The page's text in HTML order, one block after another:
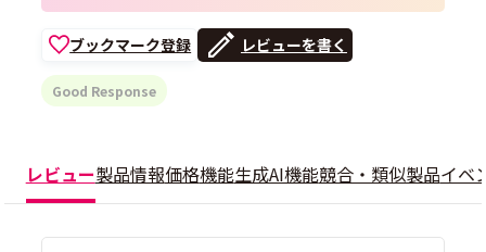
ブックマーク登録 レビューを書く
Good Response
レビュー製品情報価格機能生成AI機能競合・類似製品イベ